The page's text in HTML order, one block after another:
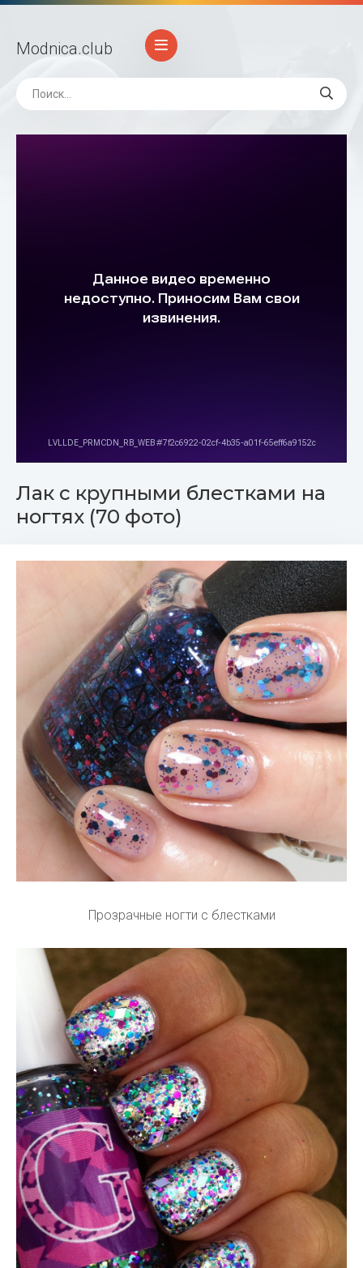
Modnica.club
Лак с крупными блестками на
ногтях (70 фото)
Прозрачные ногти с блестками